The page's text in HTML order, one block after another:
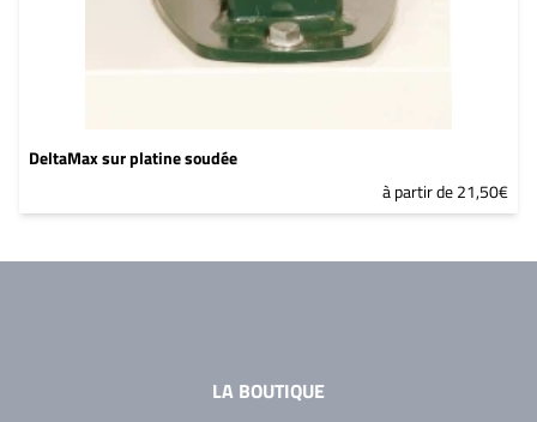
DeltaMax sur platine soudée
à partir de 21,50€
LA BOUTIQUE